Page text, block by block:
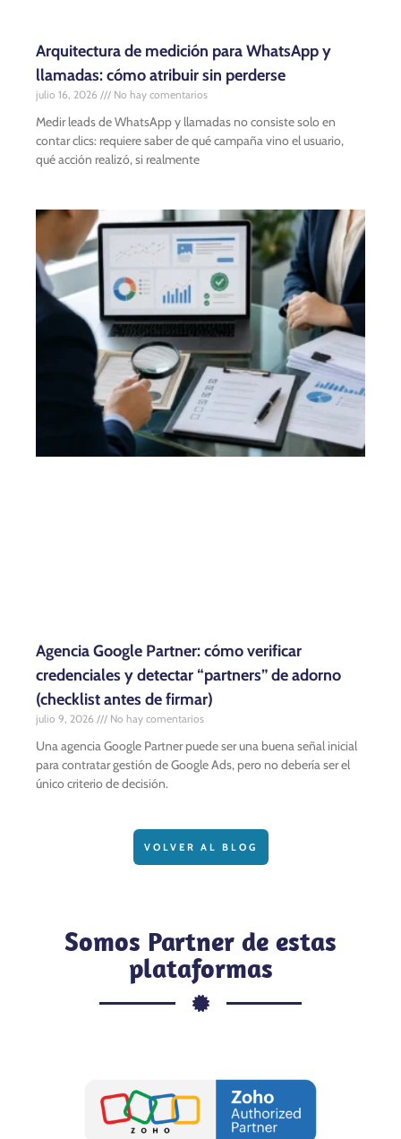
Arquitectura de medición para WhatsApp y
llamadas: cómo atribuir sin perderse
julio 16, 2026 No hay comentarios
Medir leads de WhatsApp y llamadas no consiste solo en
contar clics: requiere saber de qué campaña vino el usuario,
qué acción realizó, si realmente
Agencia Google Partner: cómo verificar
credenciales y detectar “partners” de adorno
(checklist antes de firmar)
julio 9, 2026 No hay comentarios
Una agencia Google Partner puede ser una buena señal inicial
para contratar gestión de Google Ads, pero no debería ser el
único criterio de decisión.
VOLVER AL BLOG
Somos Partner de estas
plataformas